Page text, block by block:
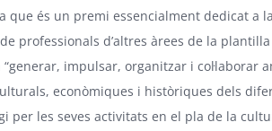
que és un premi essencialment dedicat a
professionals d’altres àrees de la plantilla
impulsar, organitzar i col·laborar
econòmiques i històriques dels
per les seves activitats en el pla de la